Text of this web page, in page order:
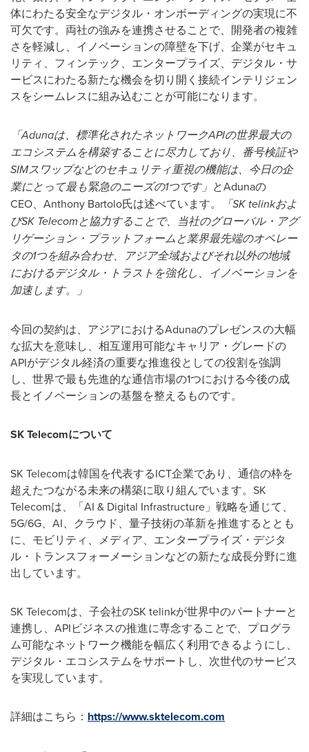
体にわたる安全なデジタル・オンボーディングの実現に不
可欠です。両社の強みを連携させることで、開発者の複雑
さを軽減し、イノベーションの障壁を下げ、企業がセキュ
リティ、フィンテック、エンタープライズ、デジタル・サ
ービスにわたる新たな機会を切り開く接続インテリジェン
スをシームレスに組み込むことが可能になります。
「Adunaは、標準化されたネットワークAPIの世界最大の
エコシステムを構築することに尽力しており、番号検証や
SIMスワップなどのセキュリティ重視の機能は、今日の企
業にとって最も緊急のニーズの1つです」 とAdunaの
CEO、Anthony Bartolo氏は述べています。
「SK telinkおよ
びSK Telecomと協力することで、当社のグローバル・アグ
リゲーション・プラットフォームと業界最先端のオペレー
タの1つを組み合わせ、アジア全域およびそれ以外の地域
におけるデジタル・トラストを強化し、イノベーションを
加速します。」
今回の契約は、アジアにおけるAdunaのプレゼンスの大幅
な拡大を意味し、相互運用可能なキャリア・グレードの
APIがデジタル経済の重要な推進役としての役割を強調
し、世界で最も先進的な通信市場の1つにおける今後の成
長とイノベーションの基盤を整えるものです。
SK Telecomについて
SK Telecomは韓国を代表するICT企業であり、通信の枠を
超えたつながる未来の構築に取り組んでいます。SK
Telecomは、「AI & Digital Infrastructure」戦略を通じて、
5G/6G、AI、クラウド、量子技術の革新を推進するととも
に、モビリティ、メディア、エンタープライズ・デジタ
ル・トランスフォーメーションなどの新たな成長分野に進
出しています。
SK Telecomは、子会社のSK telinkが世界中のパートナーと
連携し、APIビジネスの推進に専念することで、プログラ
ム可能なネットワーク機能を幅広く利用できるようにし、
デジタル・エコシステムをサポートし、次世代のサービス
を実現しています。
詳細はこちら： https://www.sktelecom.com